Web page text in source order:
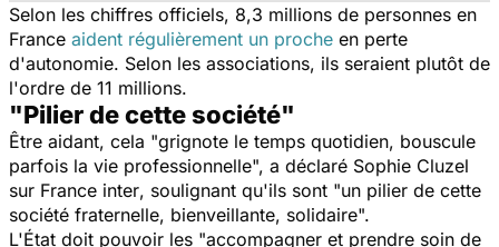
Selon les chiffres officiels, 8,3 millions de personnes en
France aident régulièrement un proche en perte
d'autonomie. Selon les associations, ils seraient plutôt de
l'ordre de 11 millions.
"Pilier de cette société"
Être aidant, cela "grignote le temps quotidien, bouscule
parfois la vie professionnelle", a déclaré Sophie Cluzel
sur France inter, soulignant qu'ils sont "un pilier de cette
société fraternelle, bienveillante, solidaire".
L'État doit pouvoir les "accompagner et prendre soin de